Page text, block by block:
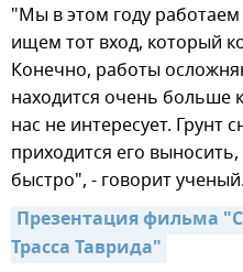
"Мы в этом году
ищем тот вход, который
Конечно, работы
находится очень больше
нас не интересует. Грунт
приходится его
быстро", - говорит ученый.
Презентация фильма
Трасса Таврида"